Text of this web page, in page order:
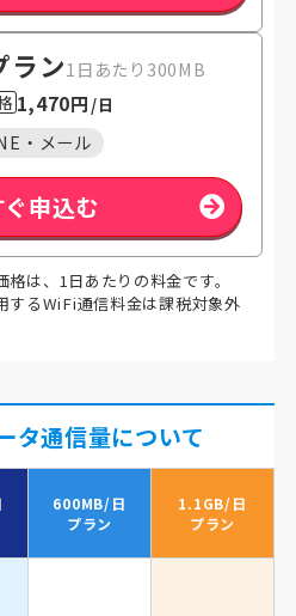
ラン1日あたり300MB
1,470円 /日
・メール
申込む
は、1日あたりの料金です。
るWiFi通信料金は課税対象外
タ通信量について
600MB/日
プラン
1.1GB/日
プラン